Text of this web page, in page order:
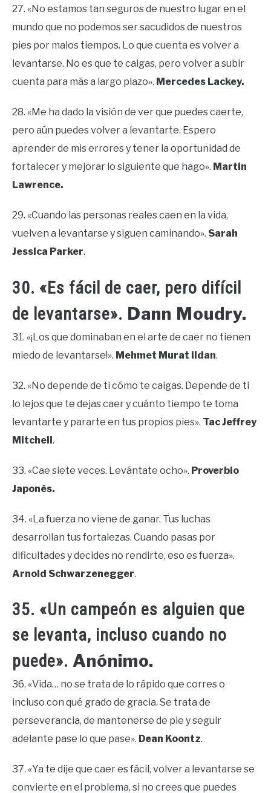
27. «No estamos tan seguros de nuestro lugar en el
mundo que no podemos ser sacudidos de nuestros
pies por malos tiempos. Lo que cuenta es volver a
levantarse. No es que te caigas, pero volver a subir
cuenta para más a largo plazo». Mercedes Lackey.
28. «Me ha dado la visión de ver que puedes caerte,
pero aún puedes volver a levantarte. Espero
aprender de mis errores y tener la oportunidad de
fortalecer y mejorar lo siguiente que hago». Martin
Lawrence.
29. «Cuando las personas reales caen en la vida,
vuelven a levantarse y siguen caminando». Sarah
Jessica Parker.
30. «Es fácil de caer, pero difícil
de levantarse». Dann Moudry.
31. «¡Los que dominaban en el arte de caer no tienen
miedo de levantarse!». Mehmet Murat ildan.
32. «No depende de ti cómo te caigas. Depende de ti
lo lejos que te dejas caer y cuánto tiempo te toma
levantarte y pararte en tus propios pies». Tac Jeffrey
Mitchell.
33. «Cae siete veces. Levántate ocho». Proverbio
Japonés.
34. «La fuerza no viene de ganar. Tus luchas
desarrollan tus fortalezas. Cuando pasas por
dificultades y decides no rendirte, eso es fuerza».
Arnold Schwarzenegger.
35. «Un campeón es alguien que
se levanta, incluso cuando no
puede». Anónimo.
36. «Vida… no se trata de lo rápido que corres o
incluso con qué grado de gracia. Se trata de
perseverancia, de mantenerse de pie y seguir
adelante pase lo que pase». Dean Koontz.
37. «Ya te dije que caer es fácil, volver a levantarse se
convierte en el problema, si no crees que puedes